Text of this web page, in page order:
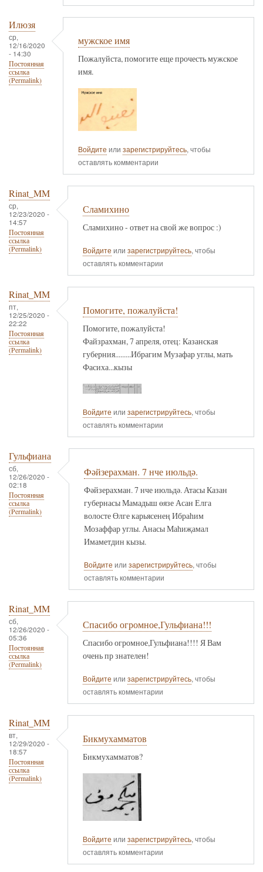
Илюзя
ср,
12/16/2020
- 14:30
Постоянная
ссылка
(Permalink)
мужское имя
Пожалуйста, помогите еще прочесть мужское
имя.
Войдите или зарегистрируйтесь, чтобы
оставлять комментарии
Rinat_MM
ср,
12/23/2020 -
14:57
Постоянная
ссылка
(Permalink)
Сламихино
Сламихино - ответ на свой же вопрос :)
Войдите или зарегистрируйтесь, чтобы
оставлять комментарии
Rinat_MM
пт,
12/25/2020 -
22:22
Постоянная
ссылка
(Permalink)
Помогите, пожалуйста!
Помогите, пожалуйста!
Файзрахман, 7 апреля, отец: Казанская
губерния.........Ибрагим Музафар углы, мать
Фасиха...кызы
Войдите или зарегистрируйтесь, чтобы
оставлять комментарии
Гульфиана
сб,
12/26/2020 -
02:18
Постоянная
ссылка
(Permalink)
Фәйзерахман. 7 нче июльдә.
Фәйзерахман. 7 нче июльдә. Атасы Казан
губернасы Мамадыш өязе Асан Елга
волосте Өлге карьясенең Ибраһим
Мозаффар углы. Анасы Маһиҗамал
Имаметдин кызы.
Войдите или зарегистрируйтесь, чтобы
оставлять комментарии
Rinat_MM
сб,
12/26/2020 -
05:36
Постоянная
ссылка
(Permalink)
Спасибо огромное,Гульфиана!!!
Спасибо огромное,Гульфиана!!!! Я Вам
очень пр знателен!
Войдите или зарегистрируйтесь, чтобы
оставлять комментарии
Rinat_MM
вт,
12/29/2020 -
18:57
Постоянная
ссылка
(Permalink)
Бикмухамматов
Бикмухамматов?
Войдите или зарегистрируйтесь, чтобы
оставлять комментарии